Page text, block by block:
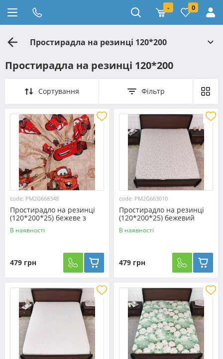
- 0
Простирадла на резинці 120*200
Простирадла на резинці 120*200
Сортування Фільтр
code: PM2G668348
Простирадло на резинці
(120*200*25) бежеве з
машинками принтом
№668348
В наявності
479 грн
code: PM2G663010
Простирадло на резинці
(120*200*25) бежевий
вензель №663010
В наявності
479 грн